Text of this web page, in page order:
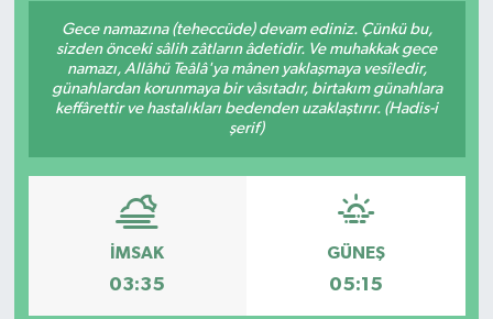
Gece namazına (teheccüde) devam ediniz. Çünkü bu,
sizden önceki sâlih zâtların âdetidir. Ve muhakkak gece
namazı, Allâhü Teâlâ'ya mânen yaklaşmaya vesîledir,
günahlardan korunmaya bir vâsıtadır, birtakım günahlara
keffârettir ve hastalıkları bedenden uzaklaştırır. (Hadis-i
şerif)
İMSAK
03:35
GÜNEŞ
05:15